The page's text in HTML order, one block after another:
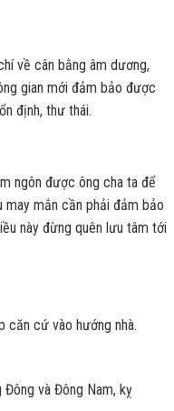
về cân bằng âm dương,
gian mới đảm bảo được
định, thư thái.
ngôn được ông cha ta để
may mắn cần phải đảm bảo
này đừng quên lưu tâm tới
căn cứ vào hướng nhà.
Đông và Đông Nam, kỵ